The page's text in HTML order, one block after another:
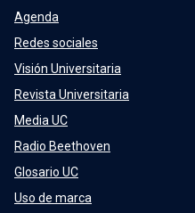
Agenda
Redes sociales
Visión Universitaria
Revista Universitaria
Media UC
Radio Beethoven
Glosario UC
Uso de marca